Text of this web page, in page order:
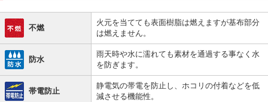
不燃
火元を当てても表面樹脂は燃えますが基布部分
は燃えません。
防水
雨天時や水に濡れても素材を通過する事なく水
を防ぎます。
帯電防止
静電気の帯電を防止し、ホコリの付着などを低
減させる機能性。